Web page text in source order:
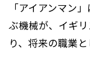
「アイアンマン
ぶ機械が、イギ
り、将来の職業